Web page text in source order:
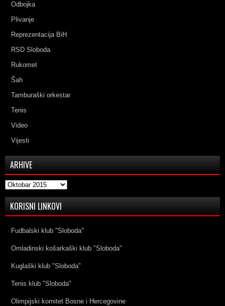
Odbojka
Plivanje
Reprezentacija BiH
RSD Sloboda
Rukomet
Šah
Tamburaški orkestar
Tenis
Video
Vijesti
ARHIVE
Arhive
KORISNI LINKOVI
Fudbalski klub "Sloboda"
Omladinski košarkaški klub "Sloboda"
Kuglaški klub "Sloboda"
Tenis klub "Sloboda"
Olimpijski komitet Bosne i Hercegovine